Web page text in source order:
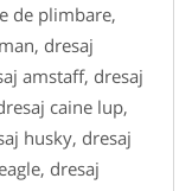
de plimbare,
dresaj
amstaff, dresaj
caine lup,
husky, dresaj
dresaj